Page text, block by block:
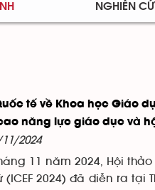
NGHIÊN
tế về Khoa học Giáo
năng lực giáo dục và
11/2024
11 năm 2024, Hội
(ICEF 2024) đã diễn ra tại